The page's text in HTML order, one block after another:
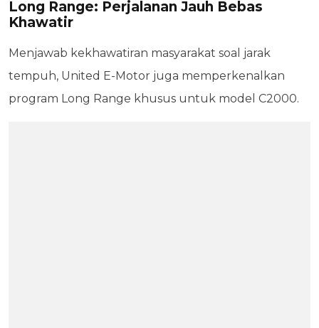
Long Range: Perjalanan Jauh Bebas
Khawatir
Menjawab kekhawatiran masyarakat soal jarak
tempuh, United E-Motor juga memperkenalkan
program Long Range khusus untuk model C2000.